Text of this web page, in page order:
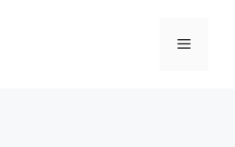
메